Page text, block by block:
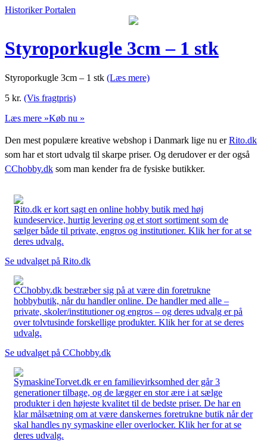
Historiker Portalen
Styroporkugle 3cm – 1 stk
Styroporkugle 3cm – 1 stk (Læs mere)
5 kr. (Vis fragtpris)
Læs mere »Køb nu »
Den mest populære kreative webshop i Danmark lige nu erRito.dk
som har et stort udvalg til skarpe priser. Og derudover er der også
CChobby.dk som man kender fra de fysiske butikker.
Rito.dk er kort sagt en online hobby butik med høj
kundeservice, hurtig levering og et stort sortiment som de
sælger både til private, engros og institutioner. Klik her for at se
deres udvalg.
Se udvalget på Rito.dk
CChobby.dk bestræber sig på at være din foretrukne
hobbybutik, når du handler online. De handler med alle –
private, skoler/institutioner og engros – og deres udvalg er på
over tolvtusinde forskellige produkter. Klik her for at se deres
udvalg.
Se udvalget på CChobby.dk
SymaskineTorvet.dk er en familievirksomhed der går 3
generationer tilbage, og de lægger en stor ære i at sælge
produkter i den højeste kvalitet til de bedste priser. De har en
klar målsætning om at være danskernes foretrukne butik når der
skal handles ny symaskine eller overlocker. Klik her for at se
deres udvalg.